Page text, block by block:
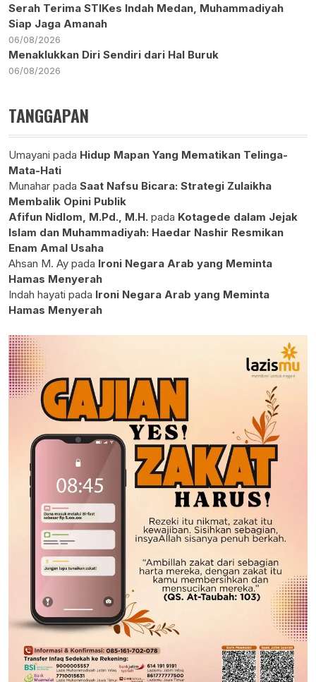
Serah Terima STIKes Indah Medan, Muhammadiyah
Siap Jaga Amanah
06/08/2026
Menaklukkan Diri Sendiri dari Hal Buruk
06/08/2026
TANGGAPAN
Umayani pada Hidup Mapan Yang Mematikan Telinga-
Mata-Hati
Munahar pada Saat Nafsu Bicara: Strategi Zulaikha
Membalik Opini Publik
Afifun Nidlom, M.Pd., M.H. pada Kotagede dalam Jejak
Islam dan Muhammadiyah: Haedar Nashir Resmikan
Enam Amal Usaha
Ahsan M. Ay pada Ironi Negara Arab yang Meminta
Hamas Menyerah
Indah hayati pada Ironi Negara Arab yang Meminta
Hamas Menyerah